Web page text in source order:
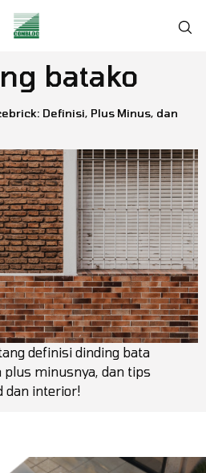
batako
Definisi, Plus Minus, dan
definisi dinding bata
plus minusnya, dan tips
dan interior!